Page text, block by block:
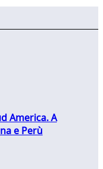
America. A
e Perù